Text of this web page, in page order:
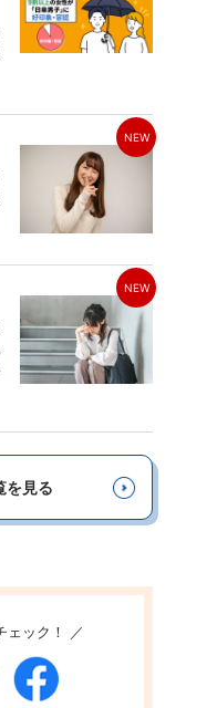
NEW
NEW
を見る
ェック！ ／